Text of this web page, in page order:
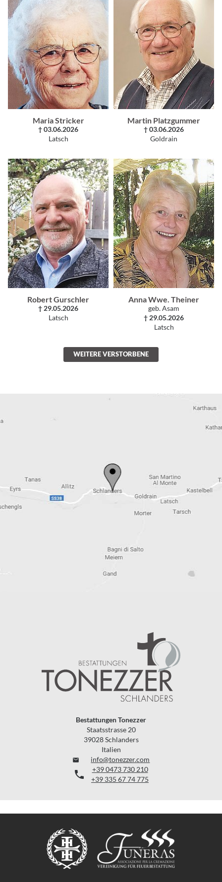
Maria Stricker
† 03.06.2026
Latsch
Martin Platzgummer
† 03.06.2026
Goldrain
Robert Gurschler
† 29.05.2026
Latsch
Anna Wwe. Theiner
geb. Asam
† 29.05.2026
Latsch
WEITERE VERSTORBENE
Bestattungen Tonezzer
Staatsstrasse 20
39028 Schlanders
Italien
 info@tonezzer.com

+39 0473 730 210
+39 335 67 74 775